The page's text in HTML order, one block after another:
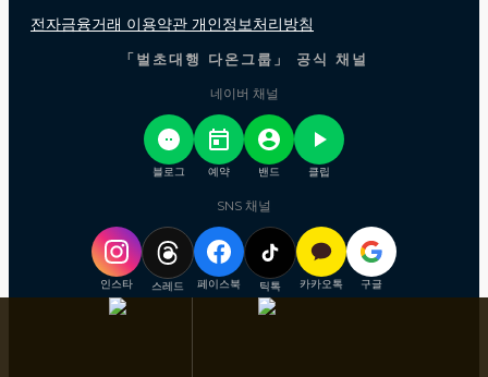
전자금융거래 이용약관 개인정보처리방침
「벌초대행 다온그룹」 공식 채널
네이버 채널
블로그 예약 밴드 클립
SNS 채널
인스타 스레드 페이스북 틱톡 카카오톡 구글